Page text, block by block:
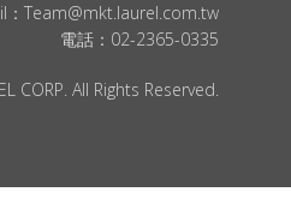
Team@mkt.laurel.com.tw
電話： 02-2365-0335
CORP. All Rights Reserved.